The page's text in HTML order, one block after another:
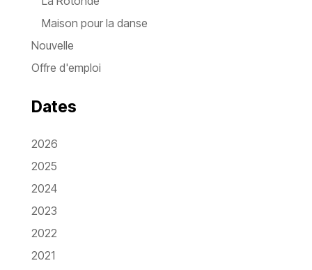
Maison pour la danse
Nouvelle
Offre d'emploi
Dates
2026
2025
2024
2023
2022
2021